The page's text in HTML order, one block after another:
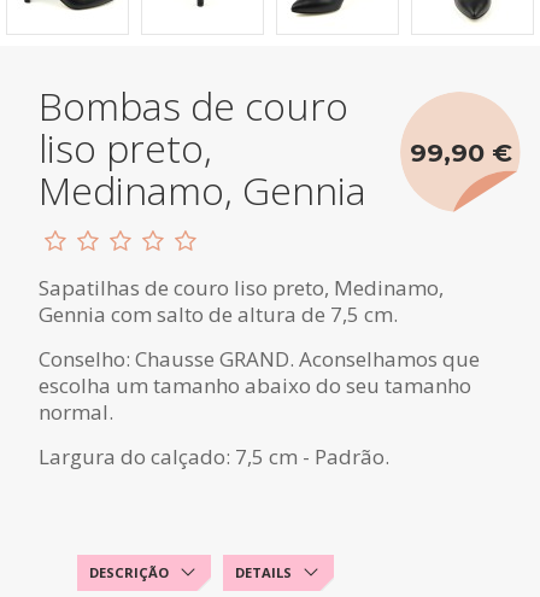
Bombas de couro
liso preto,
Medinamo, Gennia
Sapatilhas de couro liso preto, Medinamo,
Gennia com salto de altura de 7,5 cm.
Conselho: Chausse GRAND. Aconselhamos que
escolha um tamanho abaixo do seu tamanho
normal.
Largura do calçado: 7,5 cm - Padrão.
99,90 €
DESCRIÇÃO DETAILS